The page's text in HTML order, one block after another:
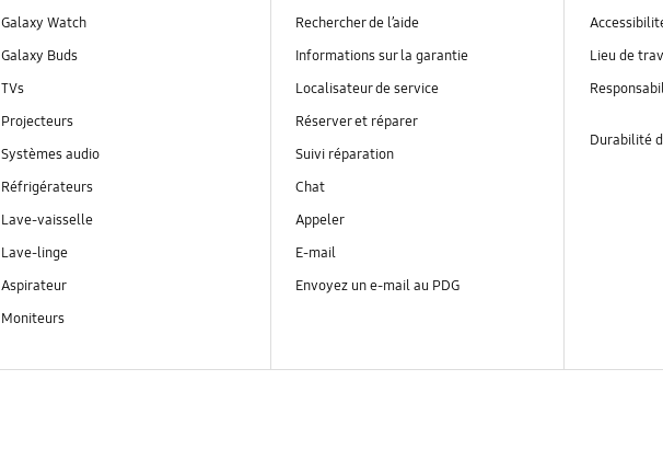
Galaxy Watch
Galaxy Buds
TVs
Projecteurs
Systèmes audio
Réfrigérateurs
Lave-vaisselle
Lave-linge
Aspirateur
Moniteurs
Rechercher de l’aide
Informations sur la garantie
Localisateur de service
Réserver et réparer
Suivi réparation
Chat
Appeler
E-mail
Envoyez un e-mail au PDG
Lieu de
Durabilité